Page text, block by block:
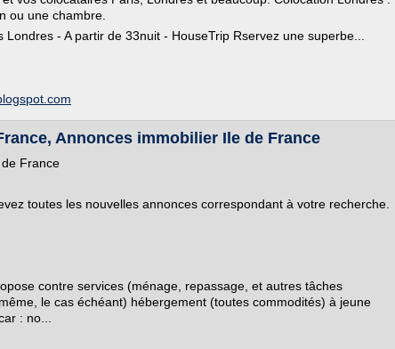
ou une chambre.
- A partir de 33nuit - HouseTrip Rservez une superbe...
Annonces immobilier Ile de France
France
toutes les nouvelles annonces correspondant à votre recherche.
contre services (ménage, repassage, et autres tâches
le cas échéant) hébergement (toutes commodités) à jeune
: no...